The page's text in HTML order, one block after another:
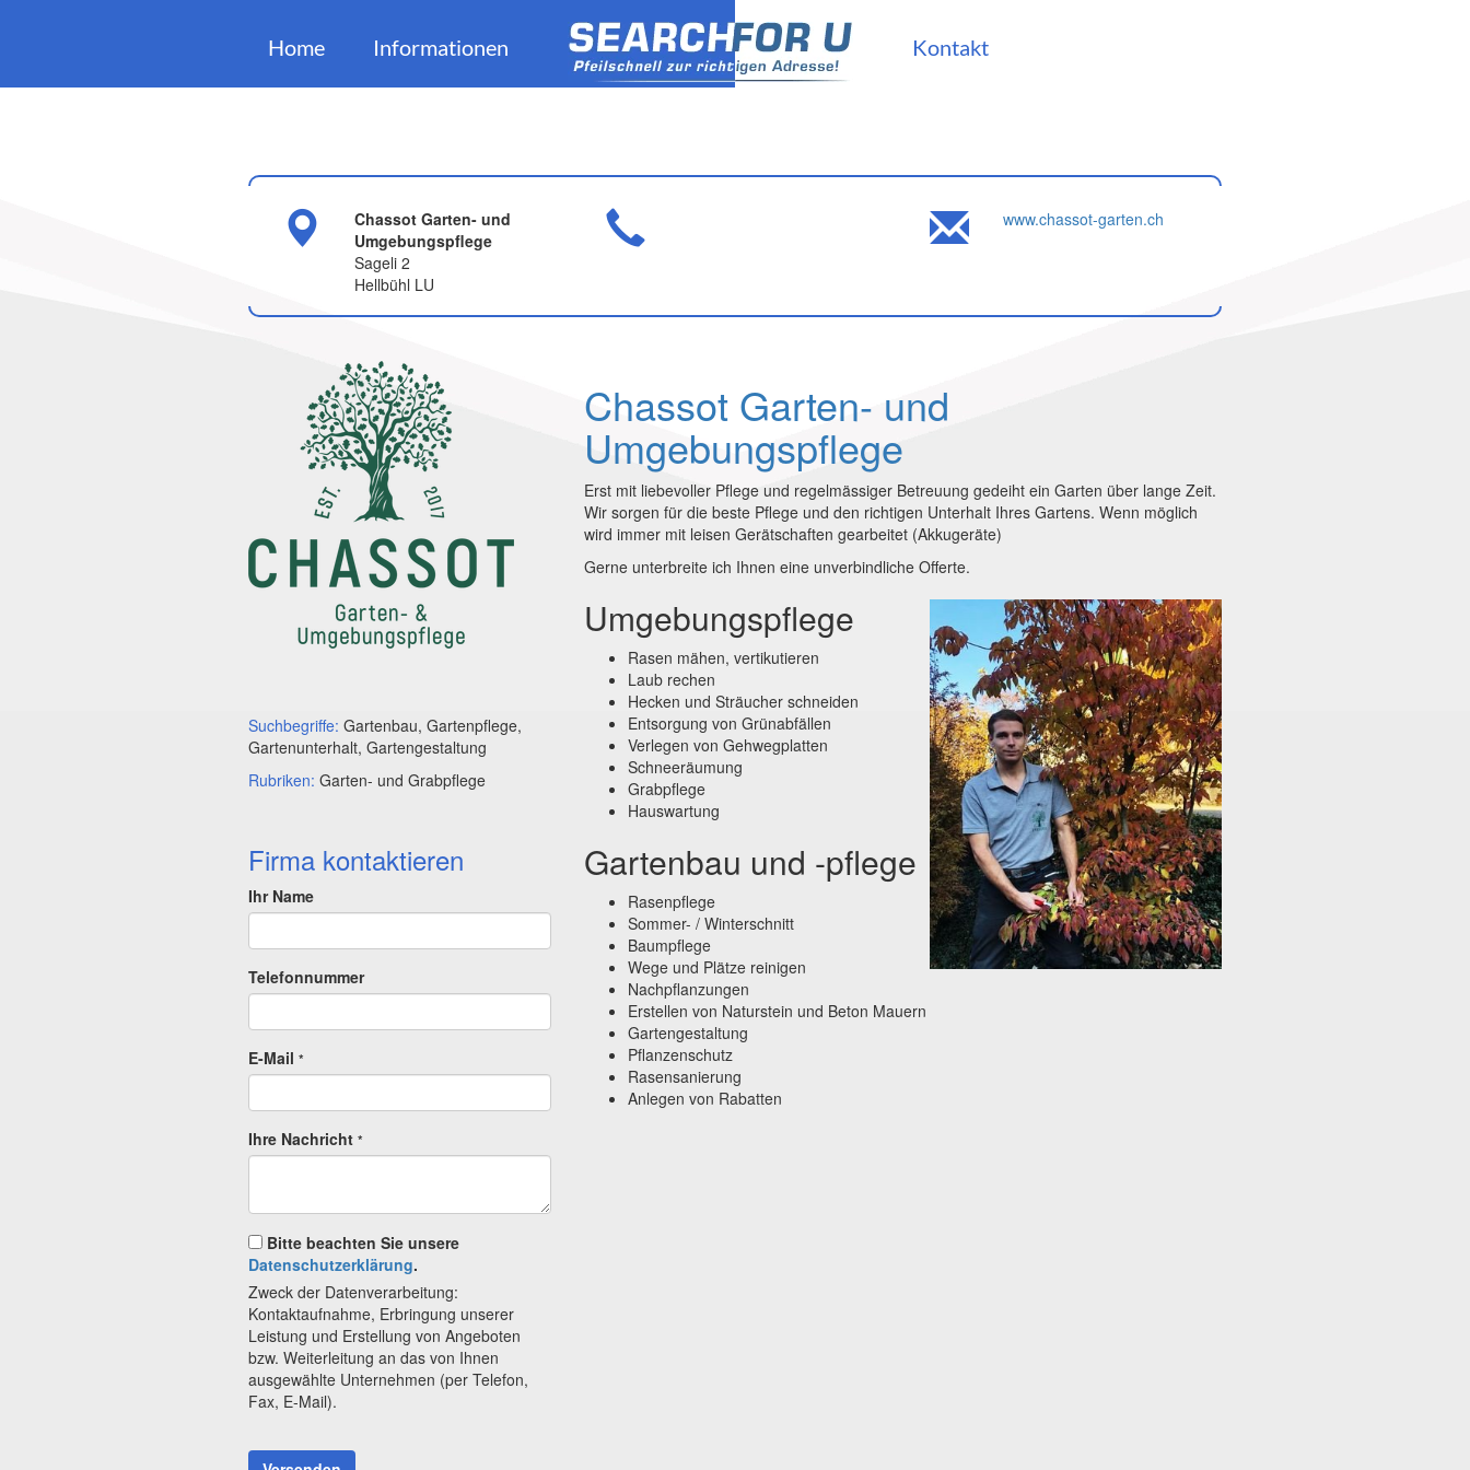
Home Informationen Kontakt
Chassot Garten- und
Umgebungspflege
Sageli 2
Hellbühl LU
www.chassot-garten.ch
Suchbegriffe: Gartenbau, Gartenpflege,
Gartenunterhalt, Gartengestaltung
Rubriken: Garten- und Grabpflege
Firma kontaktieren
Ihr Name
Telefonnummer
E-Mail *
Ihre Nachricht *
Bitte beachten Sie unsere
Datenschutzerklärung.
Zweck der Datenverarbeitung:
Kontaktaufnahme, Erbringung unserer
Leistung und Erstellung von Angeboten
bzw. Weiterleitung an das von Ihnen
ausgewählte Unternehmen (per Telefon,
Fax, E-Mail).
Chassot Garten- und
Umgebungspflege
Erst mit liebevoller Pflege und regelmässiger Betreuung gedeiht ein Garten über lange Zeit.
Wir sorgen für die beste Pflege und den richtigen Unterhalt Ihres Gartens. Wenn möglich
wird immer mit leisen Gerätschaften gearbeitet (Akkugeräte)
Gerne unterbreite ich Ihnen eine unverbindliche Offerte.
Umgebungspflege
Rasen mähen, vertikutieren
Laub rechen
Hecken und Sträucher schneiden
Entsorgung von Grünabfällen
Verlegen von Gehwegplatten
Schneeräumung
Grabpflege
Hauswartung
Gartenbau und -pflege
Rasenpflege
Sommer- / Winterschnitt
Baumpflege
Wege und Plätze reinigen
Nachpflanzungen
Erstellen von Naturstein und Beton Mauern
Gartengestaltung
Pflanzenschutz
Rasensanierung
Anlegen von Rabatten